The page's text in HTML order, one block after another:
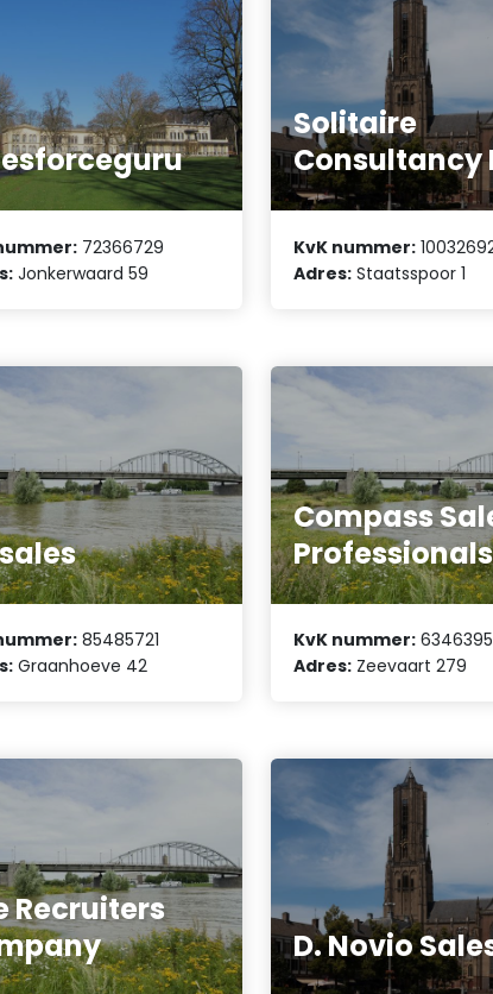
72366729
Jonkerwaard 59
Solitaire
Consultancy
KvK nummer:
Adres: Staatsspoor 1
85485721
Graanhoeve 42
Compass
KvK nummer:
Adres: Zeevaart 279
Recruiters
D. Novio